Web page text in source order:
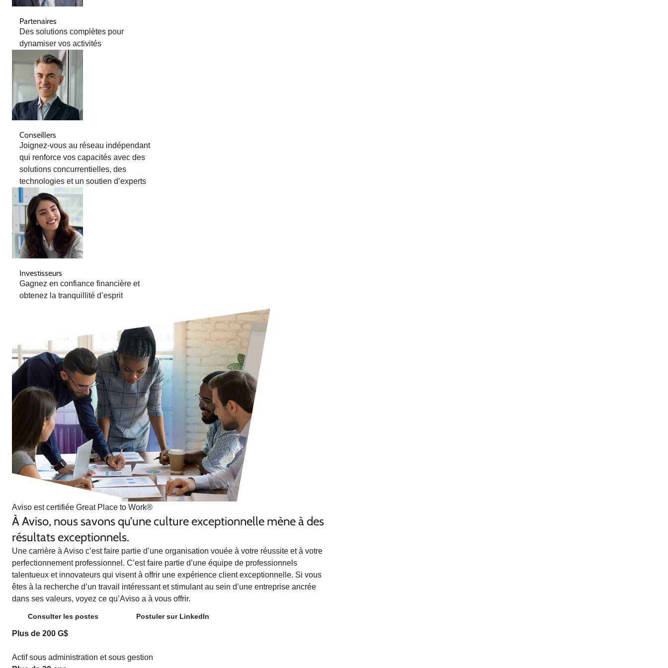
Partenaires
Des solutions complètes pour
dynamiser vos activités
Conseillers
Joignez-vous au réseau indépendant
qui renforce vos capacités avec des
solutions concurrentielles, des
technologies et un soutien d’experts
Investisseurs
Gagnez en confiance financière et
obtenez la tranquillité d’esprit
Aviso est certifiée Great Place to Work®
À Aviso, nous savons qu’une culture exceptionnelle mène à des
résultats exceptionnels.
Une carrière à Aviso c’est faire partie d’une organisation vouée à votre réussite et à votre
perfectionnement professionnel. C’est faire partie d’une équipe de professionnels
talentueux et innovateurs qui visent à offrir une expérience client exceptionnelle. Si vous
êtes à la recherche d’un travail intéressant et stimulant au sein d’une entreprise ancrée
dans ses valeurs, voyez ce qu’Aviso a à vous offrir.
Consulter les postes Postuler sur LinkedIn
Plus de 200 G$
Actif sous administration et sous gestion